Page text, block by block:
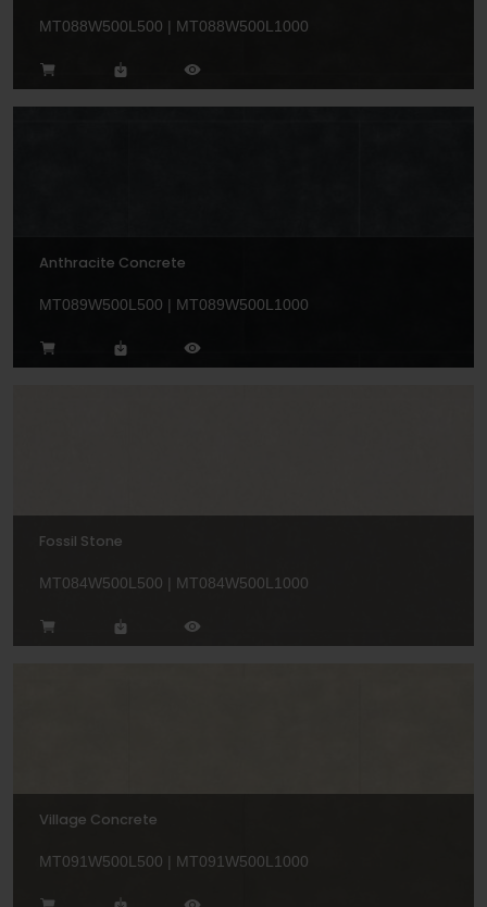
MT088W500L500 | MT088W500L1000
Anthracite Concrete
MT089W500L500 | MT089W500L1000
Fossil Stone
MT084W500L500 | MT084W500L1000
Village Concrete
MT091W500L500 | MT091W500L1000